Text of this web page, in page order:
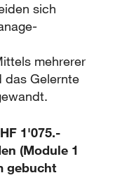
sich
mehrerer
das Gelernte
1'075.-
(Module 1
gebucht